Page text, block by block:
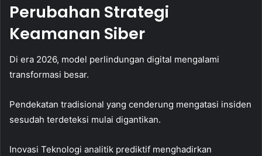
Perubahan Strategi
Keamanan Siber
Di era 2026, model perlindungan digital mengalami
transformasi besar.
Pendekatan tradisional yang cenderung mengatasi insiden
sesudah terdeteksi mulai digantikan.
Inovasi Teknologi analitik prediktif menghadirkan